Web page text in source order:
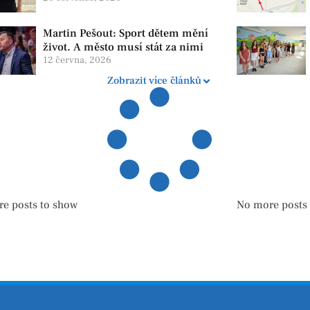
Martin Pešout: Sport dětem mění
život. A město musí stát za nimi
12 června, 2026
Zobrazit více článků
posts to show No more